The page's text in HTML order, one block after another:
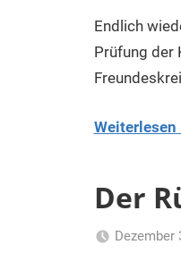
Endlich
Prüfung der
Weiterlesen
Der
Dezember